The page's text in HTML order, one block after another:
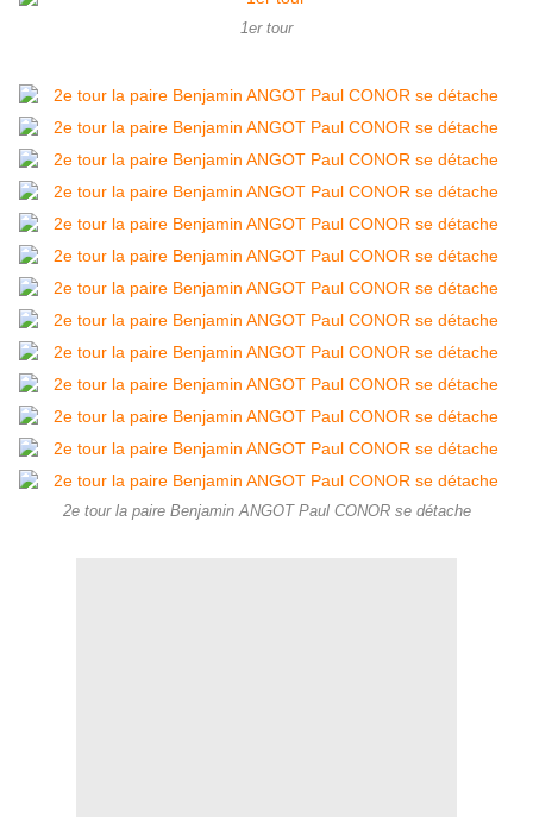
1er tour
2e tour la paire Benjamin ANGOT Paul CONOR se détache